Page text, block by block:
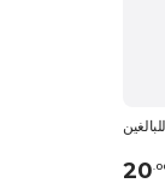
20 0